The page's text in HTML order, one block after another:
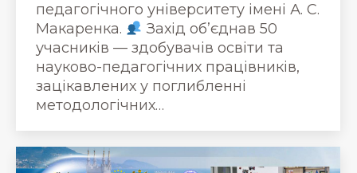
педагогічного університету імені А. С.
Макаренка.
Захід об’єднав 50
учасників — здобувачів освіти та
науково-педагогічних працівників,
зацікавлених у поглибленні
методологічних…